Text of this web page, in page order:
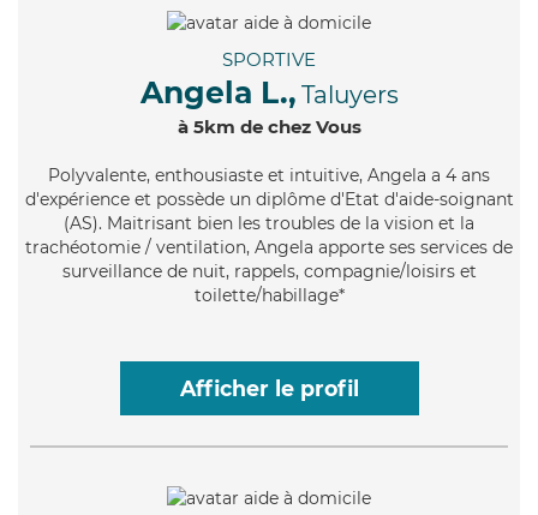
SPORTIVE
Angela L., Taluyers
à 5km de chez Vous
Polyvalente, enthousiaste et intuitive, Angela a 4 ans
d'expérience et possède un diplôme d'Etat d'aide-soignant
(AS). Maitrisant bien les troubles de la vision et la
trachéotomie / ventilation, Angela apporte ses services de
surveillance de nuit, rappels, compagnie/loisirs et
toilette/habillage*
Afficher le profil